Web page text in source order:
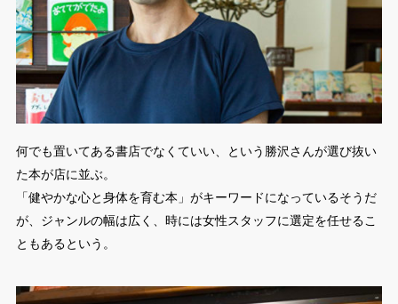
何でも置いてある書店でなくていい、という勝沢さんが選び抜い
た本が店に並ぶ。
「健やかな心と身体を育む本」がキーワードになっているそうだ
が、ジャンルの幅は広く、時には女性スタッフに選定を任せるこ
ともあるという。